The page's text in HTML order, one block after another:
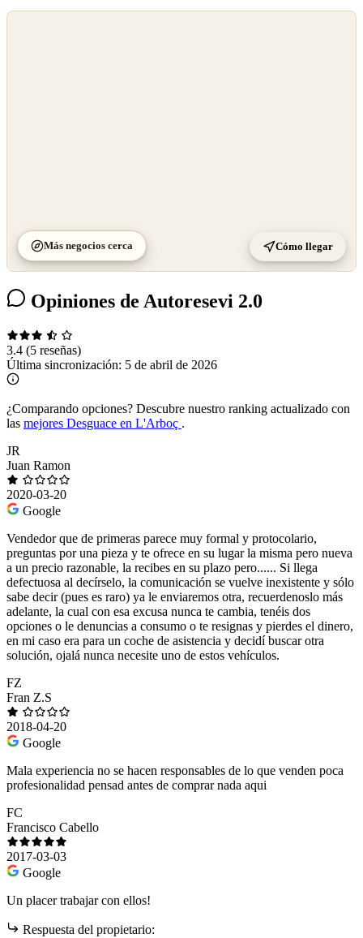
Más negocios cerca Cómo llegar
Opiniones de Autoresevi 2.0
3.4 (5 reseñas)
Última sincronización: 5 de abril de 2026
¿Comparando opciones? Descubre nuestro ranking actualizado con
las mejores Desguace en L'Arboç .
JR
Juan Ramon
2020-03-20
Google
Vendedor que de primeras parece muy formal y protocolario,
preguntas por una pieza y te ofrece en su lugar la misma pero nueva
a un precio razonable, la recibes en su plazo pero...... Si llega
defectuosa al decírselo, la comunicación se vuelve inexistente y sólo
sabe decir (pues es raro) ya le enviaremos otra, recuerdenoslo más
adelante, la cual con esa excusa nunca te cambia, tenéis dos
opciones o le denuncias a consumo o te resignas y pierdes el dinero,
en mi caso era para un coche de asistencia y decidí buscar otra
solución, ojalá nunca necesite uno de estos vehículos.
FZ
Fran Z.S
2018-04-20
Google
Mala experiencia no se hacen responsables de lo que venden poca
profesionalidad pensad antes de comprar nada aqui
FC
Francisco Cabello
2017-03-03
Google
Un placer trabajar con ellos!
Respuesta del propietario: